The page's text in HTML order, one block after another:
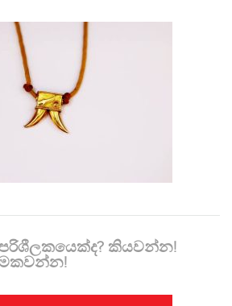
පරිශීලකයෙක්ද? කියවන්න!